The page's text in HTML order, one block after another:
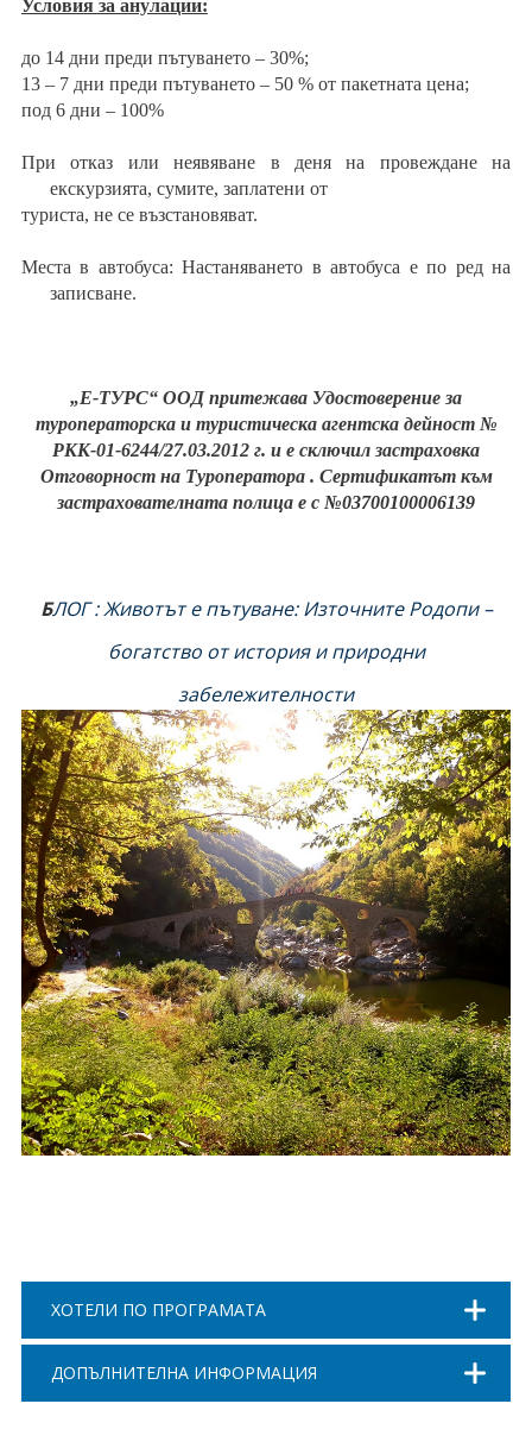
Условия за анулации:
до 14 дни преди пътуването – 30%;
13 – 7 дни преди пътуването – 50 % от пакетната цена;
под 6 дни – 100%
При отказ или неявяване в деня на провеждане на
екскурзията, сумите, заплатени от
туриста, не се възстановяват.
Места в автобуса: Настаняването в автобуса е по ред на
записване.
„Е-ТУРС“ ООД притежава Удостоверение за
туроператорска и туристическа агентска дейност №
РКК-01-6244/27.03.2012 г. и е сключил застраховка
Отговорност на Туроператора . Сертификатът към
застрахователната полица е с №03700100006139
БЛОГ : Животът е пътуване: Източните Родопи –
богатство от история и природни
забележителности
ХОТЕЛИ ПО ПРОГРАМАТА
ДОПЪЛНИТЕЛНА ИНФОРМАЦИЯ